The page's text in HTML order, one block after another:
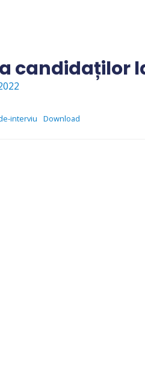
candidaților
interviu Download